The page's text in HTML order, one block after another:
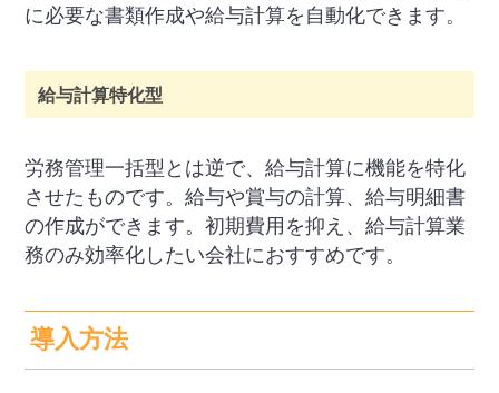
に必要な書類作成や給与計算を自動化できます。
給与計算特化型
労務管理一括型とは逆で、給与計算に機能を特化
させたものです。給与や賞与の計算、給与明細書
の作成ができます。初期費用を抑え、給与計算業
務のみ効率化したい会社におすすめです。
導入方法